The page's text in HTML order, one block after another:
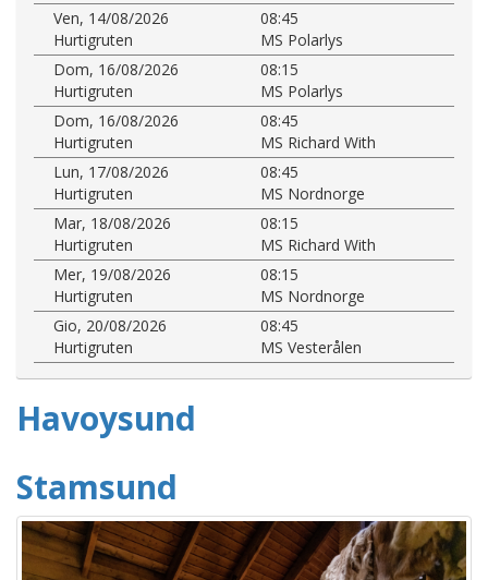
Ven, 14/08/2026
08:45
Hurtigruten
MS Polarlys
Dom, 16/08/2026
08:15
Hurtigruten
MS Polarlys
Dom, 16/08/2026
08:45
Hurtigruten
MS Richard With
Lun, 17/08/2026
08:45
Hurtigruten
MS Nordnorge
Mar, 18/08/2026
08:15
Hurtigruten
MS Richard With
Mer, 19/08/2026
08:15
Hurtigruten
MS Nordnorge
Gio, 20/08/2026
08:45
Hurtigruten
MS Vesterålen
Havoysund
Stamsund